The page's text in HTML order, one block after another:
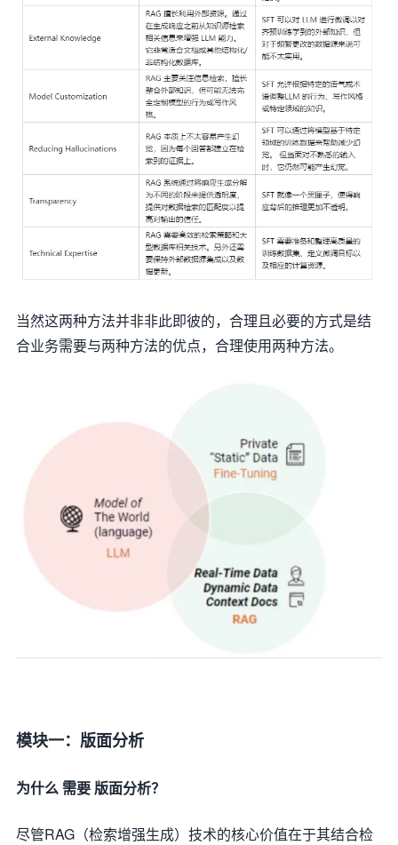
当然这两种方法并非非此即彼的，合理且必要的方式是结
合业务需要与两种方法的优点，合理使用两种方法。
模块一：版面分析
为什么 需要 版面分析？
尽管RAG（检索增强生成）技术的核心价值在于其结合检